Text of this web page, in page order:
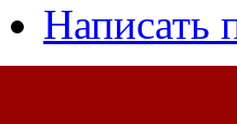
Написать